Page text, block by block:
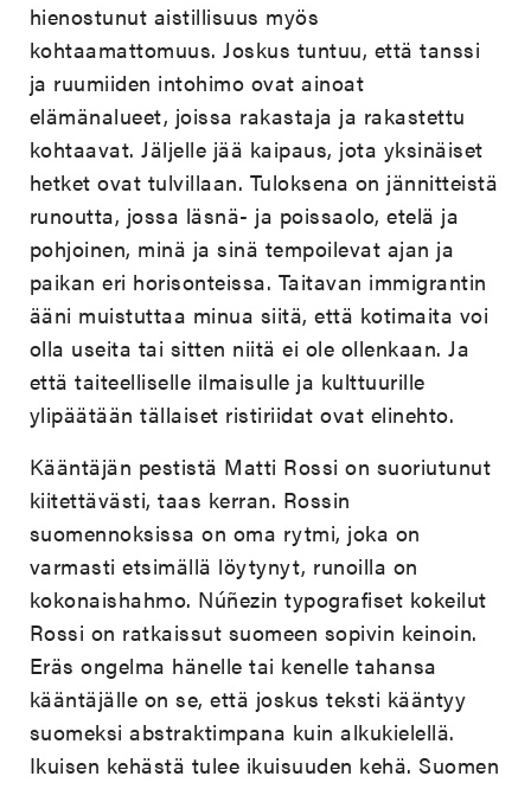
hienostunut aistillisuus myös
kohtaamattomuus. Joskus tuntuu, että tanssi
ja ruumiiden intohimo ovat ainoat
elämänalueet, joissa rakastaja ja rakastettu
kohtaavat. Jäljelle jää kaipaus, jota yksinäiset
hetket ovat tulvillaan. Tuloksena on jännitteistä
runoutta, jossa läsnä- ja poissaolo, etelä ja
pohjoinen, minä ja sinä tempoilevat ajan ja
paikan eri horisonteissa. Taitavan immigrantin
ääni muistuttaa minua siitä, että kotimaita voi
olla useita tai sitten niitä ei ole ollenkaan. Ja
että taiteelliselle ilmaisulle ja kulttuurille
ylipäätään tällaiset ristiriidat ovat elinehto.
Kääntäjän pestistä Matti Rossi on suoriutunut
kiitettävästi, taas kerran. Rossin
suomennoksissa on oma rytmi, joka on
varmasti etsimällä löytynyt, runoilla on
kokonaishahmo. Núñezin typografiset kokeilut
Rossi on ratkaissut suomeen sopivin keinoin.
Eräs ongelma hänelle tai kenelle tahansa
kääntäjälle on se, että joskus teksti kääntyy
suomeksi abstraktimpana kuin alkukielellä.
Ikuisen kehästä tulee ikuisuuden kehä. Suomen